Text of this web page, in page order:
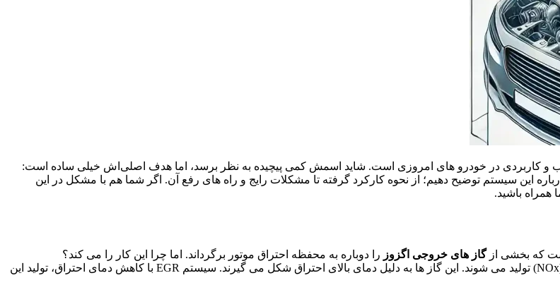
و کاربردی در خودرو های امروزی است. شاید اسمش کمی پیچیده به نظر برسد، اما هدف اصلی‌اش خیلی ساده است:
این سیستم توضیح دهیم؛ از نحوه کارکرد گرفته تا مشکلات رایج و راه‌ های رفع آن. اگر شما هم با مشکل در این
همراه باشید.
که بخشی ازگاز های خروجی اگزوز را دوباره به محفظه احتراق موتور برگرداند. اما چرا این کار را می ‌کند؟
زمانی که سوخت در موتور خودرو می ‌سوزد، گاز های مضر مثل اکسید های نیتروژن (NOx) تولید می ‌شوند. این گاز ها به دلیل دمای بالای احتراق شکل می ‌گیرند. سیستم EGR با کاهش دمای احتراق، تولید این